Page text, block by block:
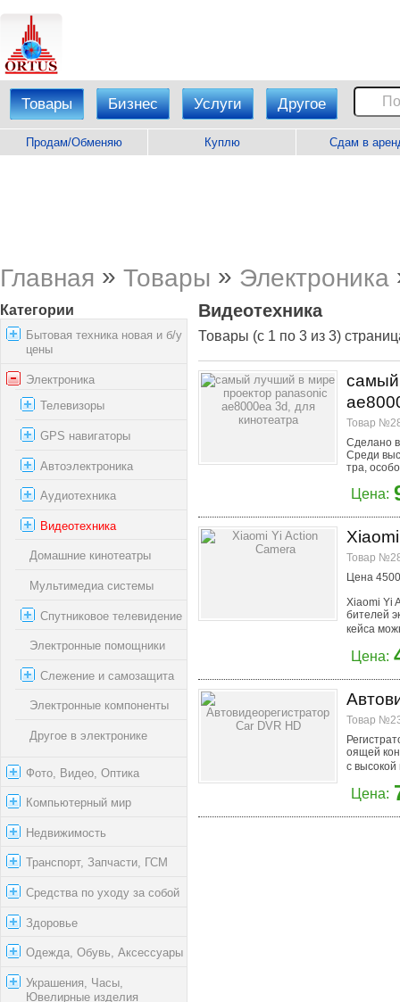
Товары Бизнес Услуги Другое
Продам/Обменяю Куплю Сдам в
Главная » Товары » Электроника
Категории
Бытовая техника новая и б/у
цены
Электроника
Телевизоры
GPS навигаторы
Автоэлектроника
Аудиотехника
Видеотехника
Домашние кинотеатры
Мультимедиа системы
Спутниковое телевидение
Электронные помощники
Слежение и самозащита
Электронные компоненты
Другое в электронике
Фото, Видео, Оптика
Компьютерный мир
Недвижимость
Транспорт, Запчасти, ГСМ
Средства по уходу за собой
Здоровье
Одежда, Обувь, Аксессуары
Украшения, Часы,
Ювелирные изделия
Видеотехника
Товары (с 1 по 3 из 3)
самый
Товар
Сделано
Среди
тра,
Цена:
Товар
Цена
Xiaomi Yi
бителей
кейса
Цена:
Товар
оящей
с
Цена: